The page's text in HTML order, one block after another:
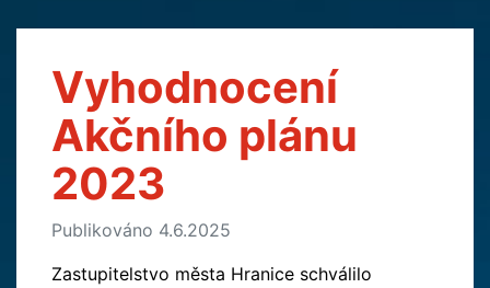
Vyhodnocení
Akčního plánu
2023
Publikováno 4.6.2025
Zastupitelstvo města Hranice schválilo